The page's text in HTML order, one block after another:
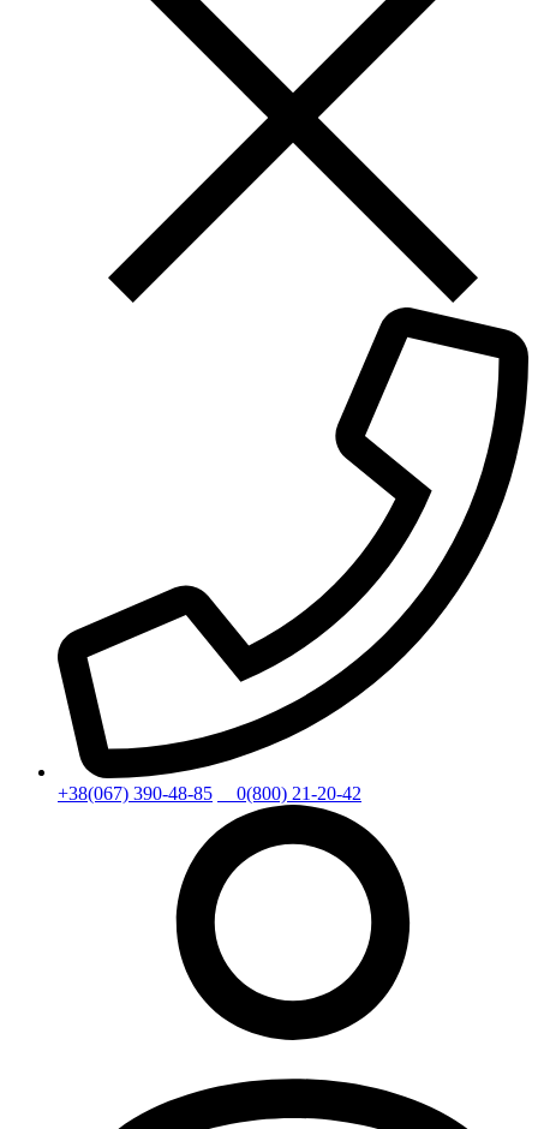
+38(067) 390-48-85 0(800) 21-20-42